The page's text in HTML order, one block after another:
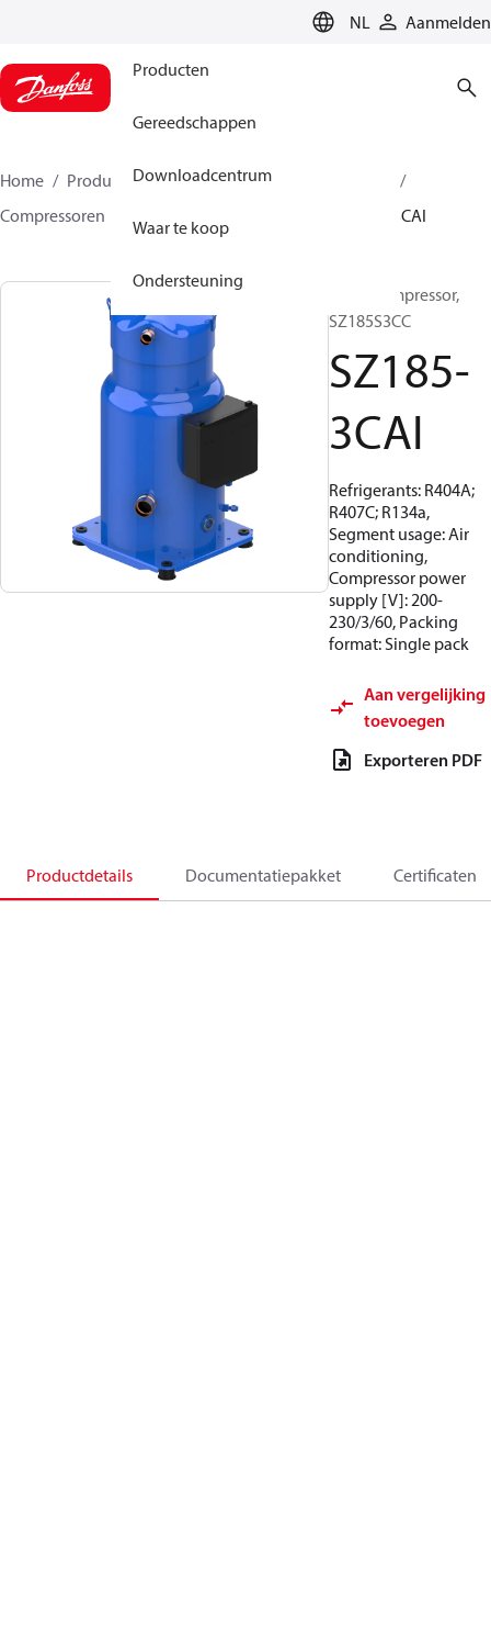
NL Aanmelden
Producten
Gereedschappen
Downloadcentrum
Waar te koop
Ondersteuning
Home Producten
Climate Solutions voor cooling
Compressoren
SZ185-3CAI
Scroll compressor,
SZ185S3CC
SZ185-
3CAI
Refrigerants: R404A;
R407C; R134a,
Segment usage: Air
conditioning,
Compressor power
supply [V]: 200-
230/3/60, Packing
format: Single pack
Aan vergelijking
toevoegen
Exporteren PDF
Productdetails Documentatiepakket Certificaten